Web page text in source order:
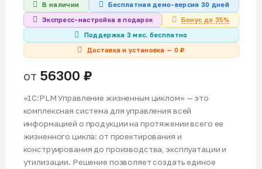
В наличии
Бесплатная демо-версия 30 дней
Экспресс-настройка в подарок
Бонус до 35%
Поддержка 3 мес. бесплатно
Доставка и установка — 0 ₽
от 56300 ₽
«1С:PLM Управление жизненным циклом» — это
комплексная система для управления всей
информацией о продукции на протяжении всего ее
жизненного цикла: от проектирования и
конструирования до производства, эксплуатации и
утилизации. Решение позволяет создать единое